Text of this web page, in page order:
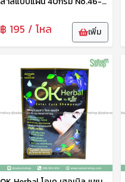
฿ 195 / โหล เพิ่ม